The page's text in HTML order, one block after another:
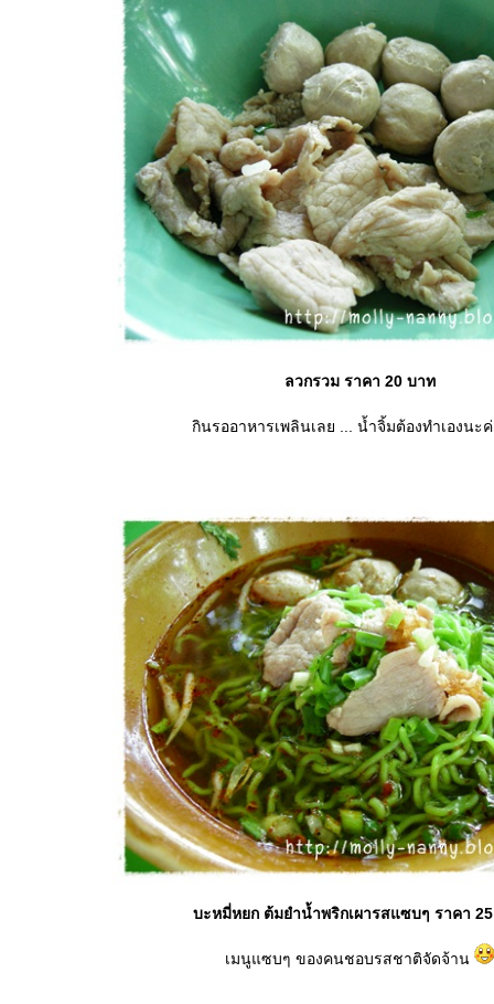
ลวกรวม ราคา 20 บาท
กินรออาหารเพลินเลย ... น้ำจิ้มต้องทำเองนะ
บะหมี่หยก ต้มยำน้ำพริกเผารสแซบๆ ราคา
เมนูแซบๆ ของคนชอบรสชาติจัดจ้าน